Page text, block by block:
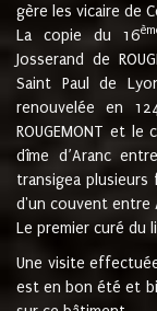
gère les vicaire de
La copie du 16
Josserand de
Saint Paul de
renouvelée en
ROUGEMONT et
dîme d’Aranc
transigea
d'un couvent entre
Le premier curé du
Une visite
est en bon été et